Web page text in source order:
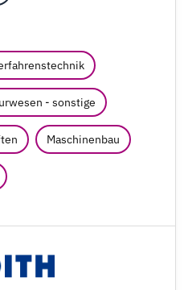
- sonstige
Maschinenbau